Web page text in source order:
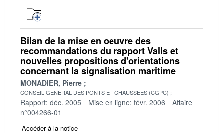
Bilan de la mise en oeuvre des
recommandations du rapport Valls et
nouvelles propositions d'orientations
concernant la signalisation maritime
MONADIER, Pierre
CONSEIL GENERAL DES PONTS ET CHAUSSEES (CGPC)
Rapport: déc. 2005 Mise en ligne: févr. 2006
Affaire
n°004266-01
Accéder à la notice